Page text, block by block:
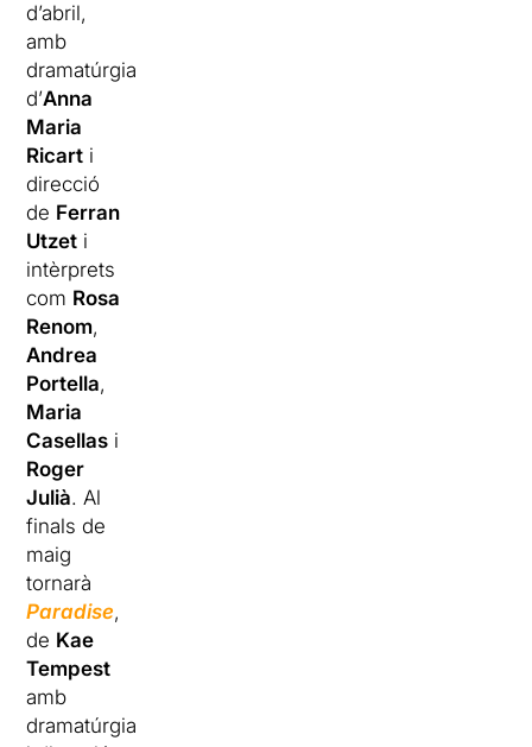
d’abril,
amb
dramatúrgia
d’Anna
Maria
Ricart i
direcció
de Ferran
Utzet i
intèrprets
com Rosa
Renom,
Andrea
Portella,
Maria
Casellas i
Roger
Julià. Al
finals de
maig
tornarà
Paradise,
de Kae
Tempest
amb
dramatúrgia